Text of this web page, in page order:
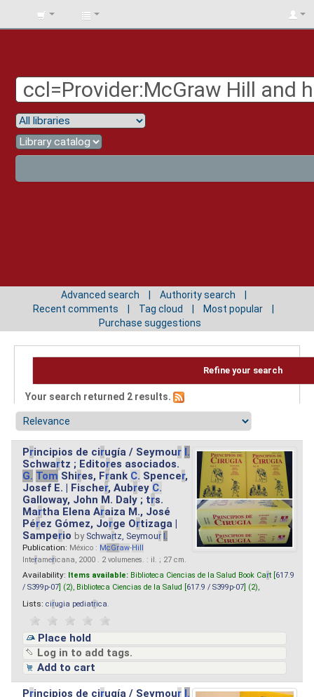
BIBLIOTECA
Advanced search
Authority search
Recent comments
Tag cloud
Most popular
Purchase suggestions
Refine your search
Your search returned 2 results.
Principios de cirugía / Seymour I.
Schwartz ; Editores asociados.
G. Tom Shires, Frank C. Spencer,
Josef E. | Fischer, Aubrey C.
Galloway, John M. Daly ; trs.
Martha Elena Araiza M., José
Pérez Gómez, Jorge Ortizaga |
Samperio by Schwartz, Seymour I.
Publication: México : McGraw-Hill
Interamericana, 2000 . 2 volumenes. : il. ; 27 cm.
Availability: Items available: Biblioteca Ciencias de la Salud Book Cart [ 617.9
/ S399p-07 ] (2), Biblioteca Ciencias de la Salud [ 617.9 / S399p-07 ] (2),
Lists: cirugia pediatrica
Place hold
Log in to add tags.
Add to cart
Principios de cirugía / Seymour I.